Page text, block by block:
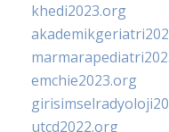
khedi2023.org
emchie2023.org
utcd2022.org